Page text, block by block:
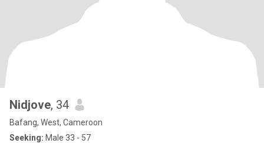
Nidjove, 34
Bafang, West, Cameroon
Seeking: Male 33 - 57